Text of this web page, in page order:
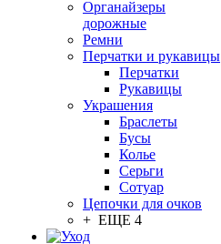
Органайзеры
дорожные
Ремни
Перчатки и рукавицы
Перчатки
Рукавицы
Украшения
Браслеты
Бусы
Колье
Серьги
Сотуар
Цепочки для очков
+ ЕЩЕ 4